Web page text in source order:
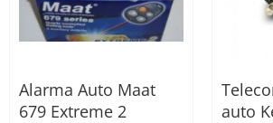
Alarma Auto Maat
679 Extreme 2
auto